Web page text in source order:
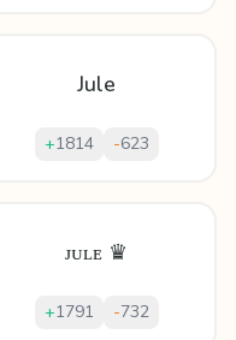
Jule
+1814 -623
ᴊᴜʟᴇ ♛
+1791 -732